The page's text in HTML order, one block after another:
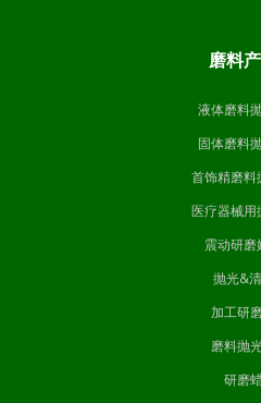
磨料
液体磨料
固体磨料
首饰精磨料
医疗器械用
震动研磨
抛光&
加工研
磨料抛
研磨